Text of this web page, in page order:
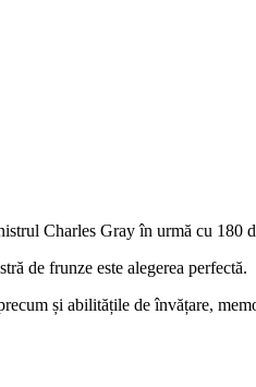
Charles Gray în urmă cu 180
de frunze este alegerea perfectă.
și abilitățile de învățare,